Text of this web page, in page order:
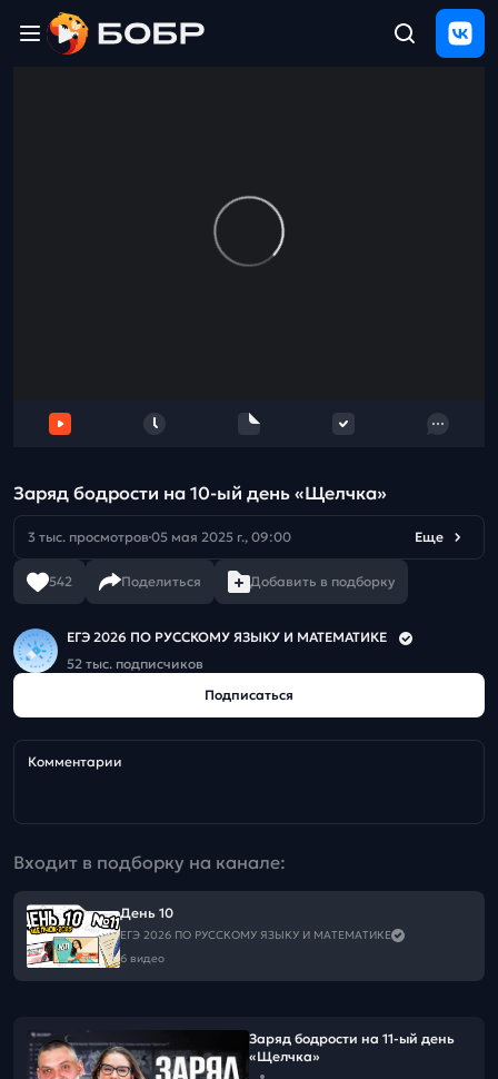
отзыв
Заряд бодрости на 10-ый день «Щелчка»
3 тыс. просмотров 05 мая 2025 г., 09:00 Еще
542 Поделиться Добавить в подборку
ЕГЭ 2026 ПО РУССКОМУ ЯЗЫКУ И МАТЕМАТИКЕ
52 тыс. подписчиков
Подписаться
Комментарии
Входит в подборку на канале:
День 10
ЕГЭ 2026 ПО РУССКОМУ ЯЗЫКУ И МАТЕМАТИКЕ
6 видео
Заряд бодрости на 11-ый день
«Щелчка»